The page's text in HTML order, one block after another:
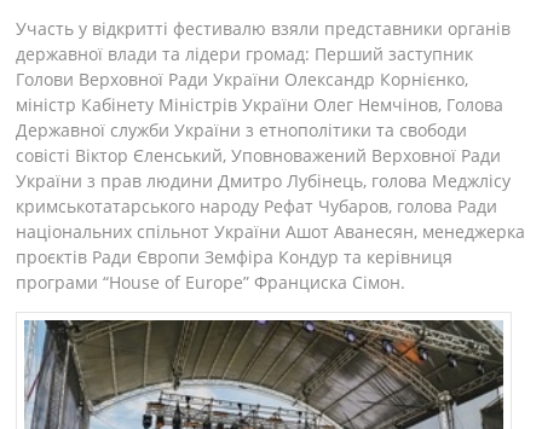
Участь у відкритті фестивалю взяли представники органів
державної влади та лідери громад: Перший заступник
Голови Верховної Ради України Олександр Корнієнко,
міністр Кабінету Міністрів України Олег Немчінов, Голова
Державної служби України з етнополітики та свободи
совісті Віктор Єленський, Уповноважений Верховної Ради
України з прав людини Дмитро Лубінець, голова Меджлісу
кримськотатарського народу Рефат Чубаров, голова Ради
національних спільнот України Ашот Аванесян, менеджерка
проєктів Ради Європи Земфіра Кондур та керівниця
програми “House of Europe” Франциска Сімон.